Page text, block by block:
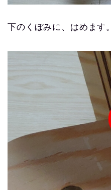
下のくぼみに、はめます。